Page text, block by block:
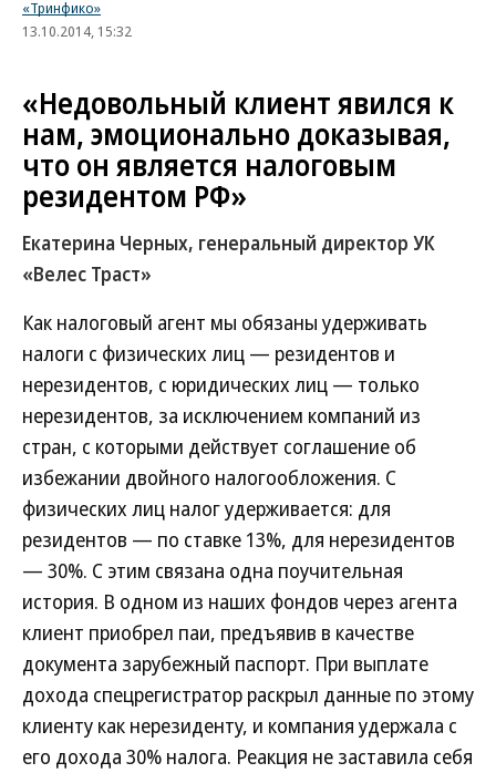
«Тринфико»
13.10.2014, 15:32
«Недовольный клиент явился к
нам, эмоционально доказывая,
что он является налоговым
резидентом РФ»
Екатерина Черных, генеральный директор УК
«Велес Траст»
Как налоговый агент мы обязаны удерживать
налоги с физических лиц — резидентов и
нерезидентов, с юридических лиц — только
нерезидентов, за исключением компаний из
стран, с которыми действует соглашение об
избежании двойного налогообложения. С
физических лиц налог удерживается: для
резидентов — по ставке 13%, для нерезидентов
— 30%. С этим связана одна поучительная
история. В одном из наших фондов через агента
клиент приобрел паи, предъявив в качестве
документа зарубежный паспорт. При выплате
дохода спецрегистратор раскрыл данные по этому
клиенту как нерезиденту, и компания удержала с
его дохода 30% налога. Реакция не заставила себя